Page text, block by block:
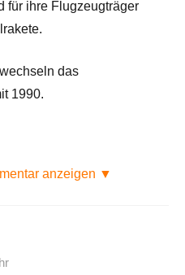
für ihre Flugzeugträger
das
1990.
anzeigen ▼